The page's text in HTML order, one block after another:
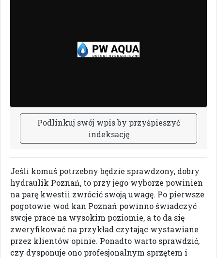
Podlinkuj swój wpisby przyśpieszyć
indeksację
Jeśli komuś potrzebny będzie sprawdzony, dobry
hydraulik Poznań, to przy jego wyborze powinien
na parę kwestii zwrócić swoją uwagę. Po pierwsze
pogotowie wod kan Poznań powinno świadczyć
swoje prace na wysokim poziomie, a to da się
zweryfikować na przykład czytając wystawiane
przez klientów opinie. Ponadto warto sprawdzić,
czy dysponuje ono profesjonalnym sprzętem i